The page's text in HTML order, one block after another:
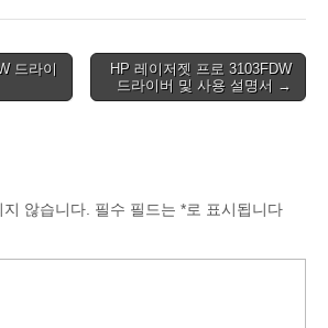
드라이
HP 레이저젯 프로 3103FDW
드라이버 및 사용 설명서 →
않습니다. 필수 필드는 *로 표시됩니다